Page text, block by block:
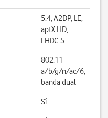
5.4, A2DP, LE,
aptX HD,
LHDC 5
802.11
a/b/g/n/ac/6,
banda dual
Sí